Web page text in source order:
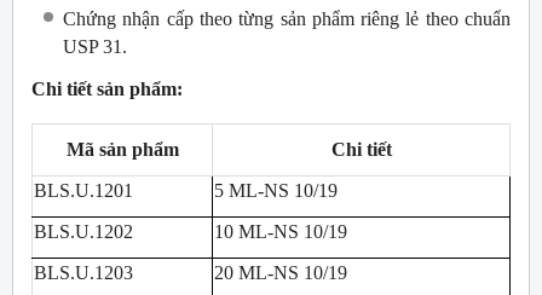
Chứng nhận cấp theo từng sản phẩm riêng lẻ theo chuẩn
USP 31.
Chi tiết sản phẩm:
Mã sản phẩm
Chi tiết
BLS.U.1201
5 ML-NS 10/19
BLS.U.1202
10 ML-NS 10/19
BLS.U.1203
20 ML-NS 10/19